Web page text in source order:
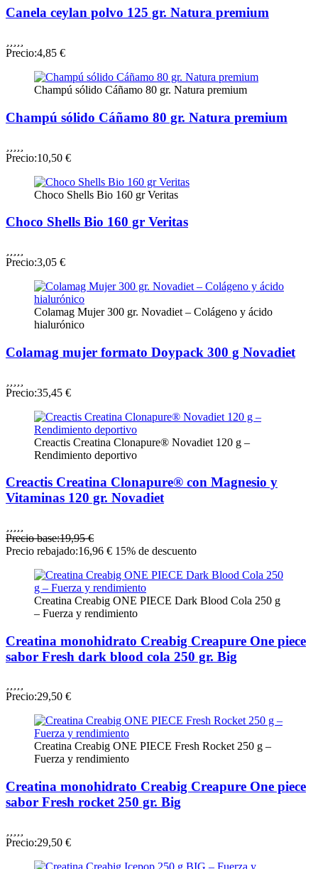
Canela ceylan polvo 125 gr. Natura premium
Precio:4,85 €
Champú sólido Cáñamo 80 gr. Natura premium
Champú sólido Cáñamo 80 gr. Natura premium
Precio:10,50 €
Choco Shells Bio 160 gr Veritas
Choco Shells Bio 160 gr Veritas
Precio:3,05 €
Colamag Mujer 300 gr. Novadiet – Colágeno y ácido
hialurónico
Colamag mujer formato Doypack 300 g Novadiet
Precio:35,45 €
Creactis Creatina Clonapure® Novadiet 120 g –
Rendimiento deportivo
Creactis Creatina Clonapure® con Magnesio y
Vitaminas 120 gr. Novadiet
Precio base:19,95 €
Precio rebajado:16,96 € 15% de descuento
Creatina Creabig ONE PIECE Dark Blood Cola 250 g
– Fuerza y rendimiento
Creatina monohidrato Creabig Creapure One piece
sabor Fresh dark blood cola 250 gr. Big
Precio:29,50 €
Creatina Creabig ONE PIECE Fresh Rocket 250 g –
Fuerza y rendimiento
Creatina monohidrato Creabig Creapure One piece
sabor Fresh rocket 250 gr. Big
Precio:29,50 €